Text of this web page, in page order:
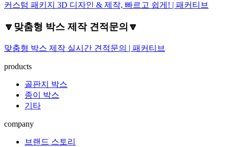
커스텀 패키지 3D 디자인 & 제작, 빠르고 쉽게! | 패커티브
🔽맞춤형 박스 제작 견적문의🔽
맞춤형 박스 제작 실시간 견적문의 | 패커티브
products
골판지 박스
종이 박스
기타
company
브랜드 스토리